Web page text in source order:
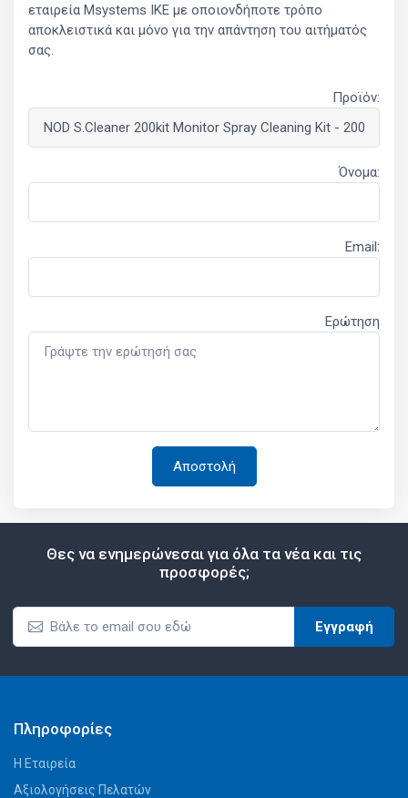
εταιρεία Msystems ΙΚΕ με οποιονδήποτε τρόπο
αποκλειστικά και μόνο για την απάντηση του αιτήματός
σας.
Προϊόν:
Όνομα:
Email:
Ερώτηση
Θες να ενημερώνεσαι για όλα τα νέα και τις
προσφορές;
Εγγραφή
Πληροφορίες
Η Εταιρεία
Αξιολογήσεις Πελατών